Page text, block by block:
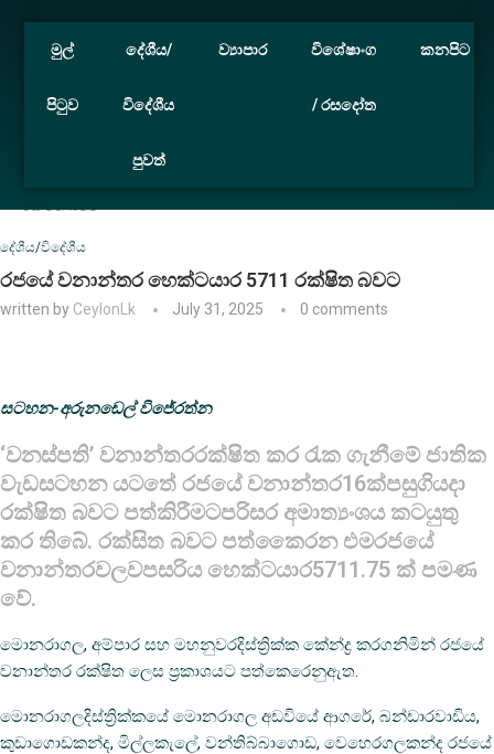
මුල්
පිටුව
දේශීය/
විදේශීය
පුවත්
ව්‍යාපාර විශේෂාංග
/ රසදෝත
කනපිට
රක්ෂිත බවට
දේශීය/විදේශීය
රජයේ වනාන්තර හෙක්ටයාර 5711 රක්ෂිත බවට
written by CeylonLk July 31, 2025 0 comments
සටහන-අරුනඩෙල් විජේරත්න
‘වනස්පති’ වනාන්තරරක්ෂිත කර රැක ගැනීමේ ජාතික
වැඩසටහන යටතේ රජයේ වනාන්තර16ක්පසුගියදා
රක්ෂිත බවට පත්කිරීමටපරිසර අමාත්‍යංශය කටයුතු
කර තිබේ. රක්සිත බවට පත්කෛරන එමරජයේ
වනාන්තරවලවපසරිය හෙක්ටයාර5711.75 ක් පමණ
වේ.
මොනරාගල, අම්පාර සහ මහනුවරදිස්ත්‍රික්ක කේන්ද්‍ර කරගනිමින් රජයේ
වනාන්තර රක්ෂිත ලෙස ප්‍රකාශයට පත්කෙරෙනුඇත.
මොනරාගලදිස්ත්‍රික්කයේ මොනරාගල අඩවියේ ආගරේ, බන්ඩාරවාඩිය,
කුඩාගොඩකන්ද, මිල්ලකැලේ, වන්තිබ්බාගොඩ, වෙහෙරගලකන්ද රජයේ